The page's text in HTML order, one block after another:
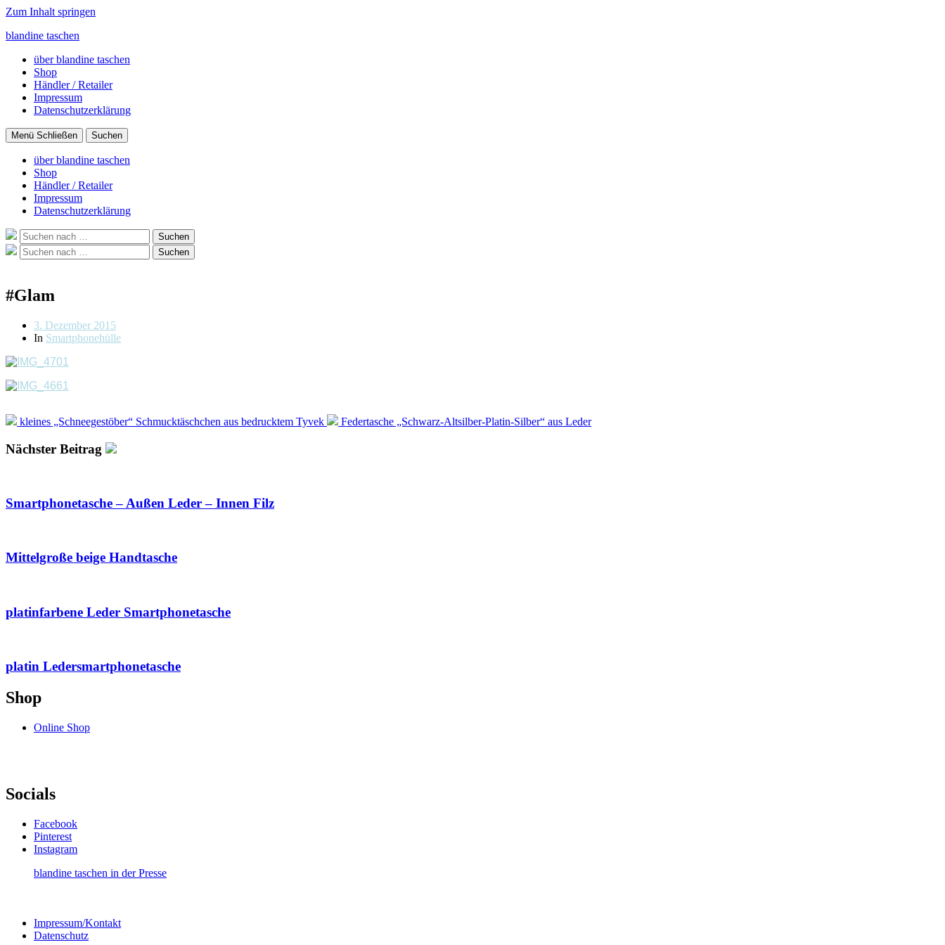
Zum Inhalt springen
blandine taschen
über blandine taschen
Shop
Händler / Retailer
Impressum
Datenschutzerklärung
Menü Schließen Suchen
über blandine taschen
Shop
Händler / Retailer
Impressum
Datenschutzerklärung
Suche
nach:
Suchen
Suche
nach:
Suchen
#Glam
Beitragsdatum
3. Dezember 2015
In Smartphonehülle
kleines „Schneegestöber“ Schmucktäschchen aus bedrucktem Tyvek Federtasche „Schwarz-Altsilber-Platin-Silber“ aus Leder
Nächster Beitrag
Smartphonetasche – Außen Leder – Innen Filz
Mittelgroße beige Handtasche
platinfarbene Leder Smartphonetasche
platin Ledersmartphonetasche
Shop
Online Shop
Socials
Facebook
Pinterest
Instagram
blandine taschen in der Presse
Impressum/Kontakt
Datenschutz